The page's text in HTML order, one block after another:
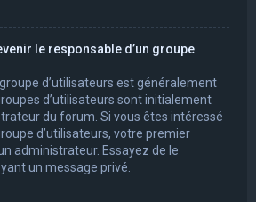
le responsable d’un groupe
d’utilisateurs est généralement
d’utilisateurs sont initialement
du forum. Si vous êtes intéressé
d’utilisateurs, votre premier
administrateur. Essayez de le
un message privé.